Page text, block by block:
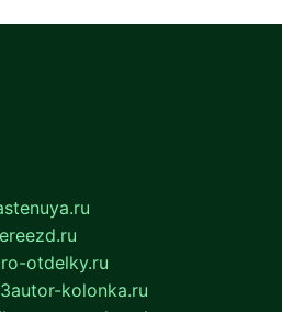
otdelky.ru
kolonka.ru